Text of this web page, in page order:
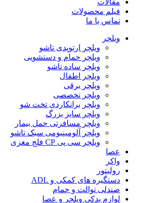
فیلم محصولات
تماس با ما
ویلچر
ویلچر ارتوپدی تاشو
ویلچر حمام و دستشویی
ویلچر ساده تاشو
ویلچر اطفال
ویلچر برقی
ویلچر تخصصی
ویلچر برانکاردی تخت شو
ویلچر سایز بزرگ
ویلچر مسافرتی حمل بیمار
ویلچر آلومینیومی سبک تاشو
ویلچر سی پی CP فلج مغزی
عصا
واکر
رولیتور
دستگیره های کمکی و ADL
صندلی توالت و حمام
لوازم یدکی ویلچر و عصا